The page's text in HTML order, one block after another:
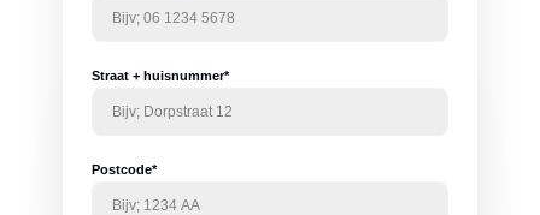
Straat + huisnummer*
Postcode*